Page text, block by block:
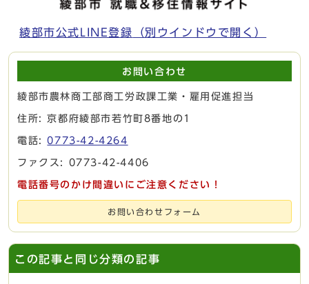
綾部市公式LINE登録 （別ウインドウで開く）
お問い合わせ
綾部市農林商工部商工労政課工業・雇用促進担当
住所: 京都府綾部市若竹町8番地の1
電話:0773-42-4264
ファクス: 0773-42-4406
電話番号のかけ間違いにご注意ください！
お問い合わせフォーム
この記事と同じ分類の記事